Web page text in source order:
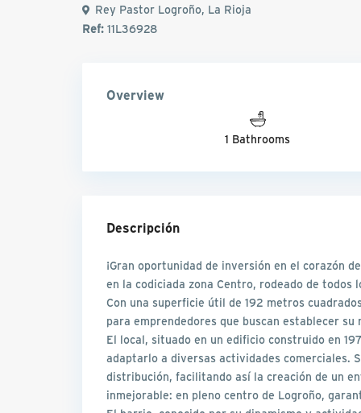
Rey Pastor Logroño, La Rioja
Ref:11L36928
Overview
1 Bathrooms
Descripción
¡Gran oportunidad de inversión en el corazón
en la codiciada zona Centro, rodeado de
Con una superficie útil de 192 metros
para emprendedores que buscan establecer
El local, situado en un edificio construido en
adaptarlo a diversas actividades comerciales.
distribución, facilitando así la creación de un
inmejorable: en pleno centro de Logroño,